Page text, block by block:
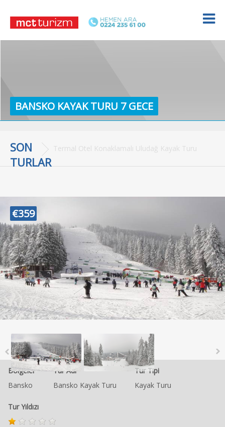
BANSKO KAYAK TURU 7 GECE
SON
TURLAR
Termal Otel Konaklamalı Uludağ Kayak Turu
€359
Bölgeler
Bansko
Tur Adı
Bansko Kayak Turu
Tur Tipi
Kayak Turu
Tur Yıldızı